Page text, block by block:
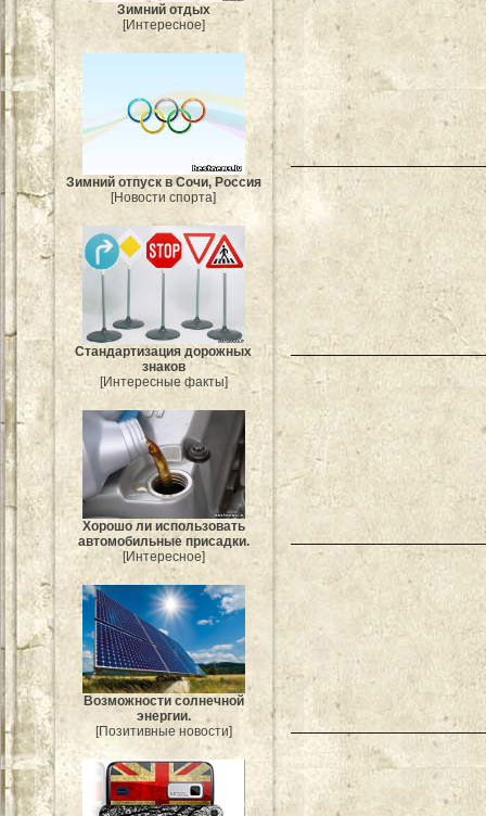
Зимний отдых
[Интересное]
Зимний отпуск в Сочи, Россия
[Новости спорта]
Стандартизация дорожных
знаков
[Интересные факты]
Хорошо ли использовать
автомобильные присадки.
[Интересное]
Возможности солнечной
энергии.
[Позитивные новости]